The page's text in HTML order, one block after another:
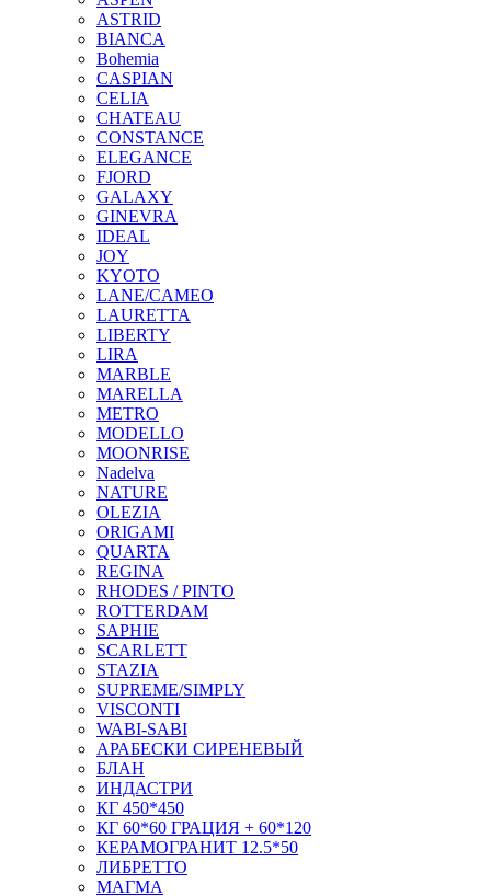
ASTRID
BIANCA
Bohemia
CASPIAN
CELIA
CHATEAU
CONSTANCE
ELEGANCE
FJORD
GALAXY
GINEVRA
IDEAL
JOY
KYOTO
LANE/CAMEO
LAURETTA
LIBERTY
LIRA
MARBLE
MARELLA
METRO
MODELLO
MOONRISE
Nadelva
NATURE
OLEZIA
ORIGAMI
QUARTA
REGINA
RHODES / PINTO
ROTTERDAM
SAPHIE
SCARLETT
STAZIA
SUPREME/SIMPLY
VISCONTI
WABI-SABI
АРАБЕСКИ СИРЕНЕВЫЙ
БЛАН
ИНДАСТРИ
КГ 450*450
КГ 60*60 ГРАЦИЯ + 60*120
КЕРАМОГРАНИТ 12.5*50
ЛИБРЕТТО
МАГМА